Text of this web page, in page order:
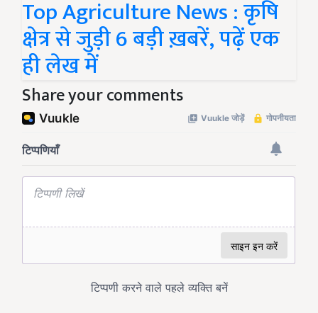
Top Agriculture News : कृषि
क्षेत्र से जुड़ी 6 बड़ी ख़बरें, पढ़ें एक
ही लेख में
Share your comments